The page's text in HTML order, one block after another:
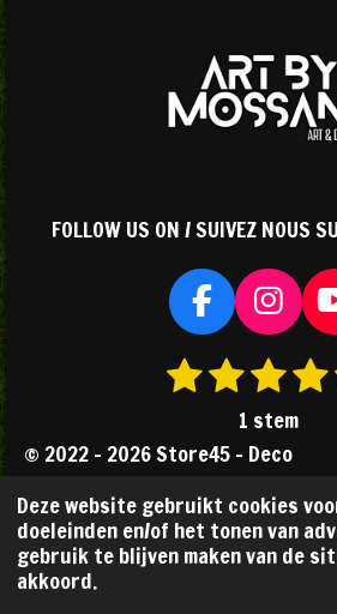
Deze website gebruikt cookies
doeleinden en/of het tonen van
gebruik te blijven maken van de
akkoord.
FOLLOW US ON / SUIVEZ NOUS
F
a
c
b
o
o
k
I
n
s
t
a
g
r
a
m
i
n
g
:
1
t
e
r
2
t
e
r
r
3
s
t
e
r
r
4
s
t
e
r
r
1 stem
© 2022 - 2026 Store45 - Deco